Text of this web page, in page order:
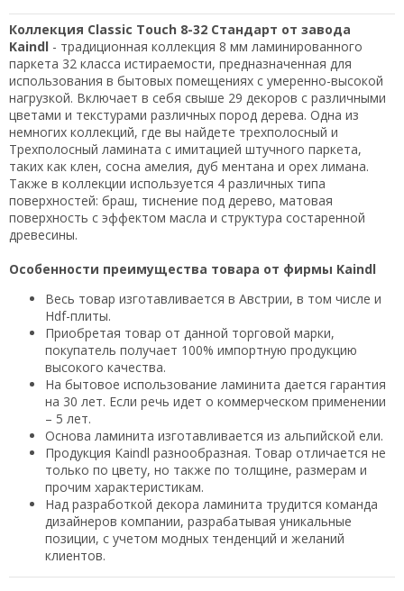
Коллекция Classic Touch 8-32 Стандарт от завода
Kaindl - традиционная коллекция 8 мм ламинированного
паркета 32 класса истираемости, предназначенная для
использования в бытовых помещениях с умеренно-высокой
нагрузкой. Включает в себя свыше 29 декоров с различными
цветами и текстурами различных пород дерева. Одна из
немногих коллекций, где вы найдете трехполосный и
Трехполосный ламината с имитацией штучного паркета,
таких как клен, сосна амелия, дуб ментана и орех лимана.
Также в коллекции используется 4 различных типа
поверхностей: браш, тиснение под дерево, матовая
поверхность с эффектом масла и структура состаренной
древесины.
Особенности преимущества товара от фирмы Kaindl
Весь товар изготавливается в Австрии, в том числе и
Hdf-плиты.
Приобретая товар от данной торговой марки,
покупатель получает 100% импортную продукцию
высокого качества.
На бытовое использование ламинита дается гарантия
на 30 лет. Если речь идет о коммерческом применении
– 5 лет.
Основа ламинита изготавливается из альпийской ели.
Продукция Kaindl разнообразная. Товар отличается не
только по цвету, но также по толщине, размерам и
прочим характеристикам.
Над разработкой декора ламинита трудится команда
дизайнеров компании, разрабатывая уникальные
позиции, с учетом модных тенденций и желаний
клиентов.